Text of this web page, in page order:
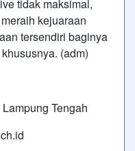
tidak maksimal,
kejuaraan
tersendiri baginya
(adm)
Tengah